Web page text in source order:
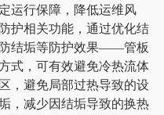
行保障，降低运维风
护相关功能，通过优化结
结垢等防护效果——管板
式，可有效避免冷热流体
，避免局部过热导致的设
，减少因结垢导致的换热